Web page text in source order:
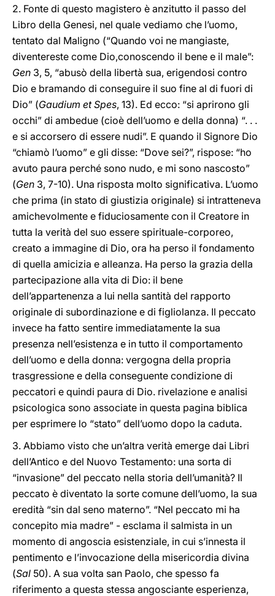
2. Fonte di questo magistero è anzitutto il passo del
Libro della Genesi, nel quale vediamo che l’uomo,
tentato dal Maligno (“Quando voi ne mangiaste,
diventereste come Dio,conoscendo il bene e il male”:
Gen 3, 5, “abusò della libertà sua, erigendosi contro
Dio e bramando di conseguire il suo fine al di fuori di
Dio” (Gaudium et Spes, 13). Ed ecco: “si aprirono gli
occhi” di ambedue (cioè dell’uomo e della donna) “. . .
e si accorsero di essere nudi”. E quando il Signore Dio
“chiamò l’uomo” e gli disse: “Dove sei?”, rispose: “ho
avuto paura perché sono nudo, e mi sono nascosto”
(Gen 3, 7-10). Una risposta molto significativa. L’uomo
che prima (in stato di giustizia originale) si intratteneva
amichevolmente e fiduciosamente con il Creatore in
tutta la verità del suo essere spirituale-corporeo,
creato a immagine di Dio, ora ha perso il fondamento
di quella amicizia e alleanza. Ha perso la grazia della
partecipazione alla vita di Dio: il bene
dell’appartenenza a lui nella santità del rapporto
originale di subordinazione e di figliolanza. Il peccato
invece ha fatto sentire immediatamente la sua
presenza nell’esistenza e in tutto il comportamento
dell’uomo e della donna: vergogna della propria
trasgressione e della conseguente condizione di
peccatori e quindi paura di Dio. rivelazione e analisi
psicologica sono associate in questa pagina biblica
per esprimere lo “stato” dell’uomo dopo la caduta.
3. Abbiamo visto che un’altra verità emerge dai Libri
dell’Antico e del Nuovo Testamento: una sorta di
“invasione” del peccato nella storia dell’umanità? Il
peccato è diventato la sorte comune dell’uomo, la sua
eredità “sin dal seno materno”. “Nel peccato mi ha
concepito mia madre” - esclama il salmista in un
momento di angoscia esistenziale, in cui s’innesta il
pentimento e l’invocazione della misericordia divina
(Sal 50). A sua volta san Paolo, che spesso fa
riferimento a questa stessa angosciante esperienza,